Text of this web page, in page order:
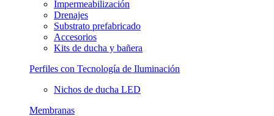
Impermeabilización
Drenajes
Substrato prefabricado
Accesorios
Kits de ducha y bañera
Perfiles con Tecnología de Iluminación
Nichos de ducha LED
Membranas